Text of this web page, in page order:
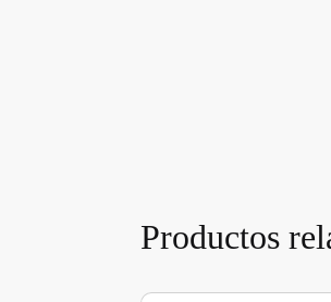
Productos